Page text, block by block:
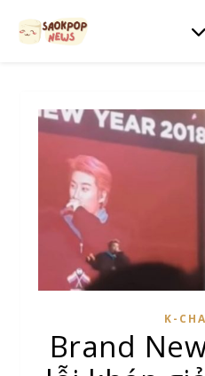
K-
Brand